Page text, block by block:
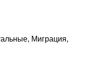
, Миграция,